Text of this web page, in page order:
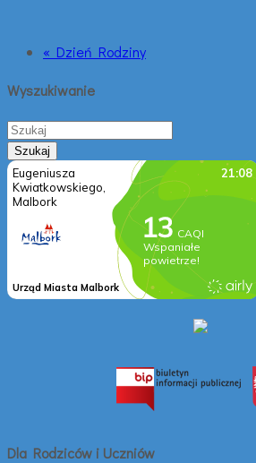
« Dzień Rodziny
Wyszukiwanie
Dla Rodziców i Uczniów